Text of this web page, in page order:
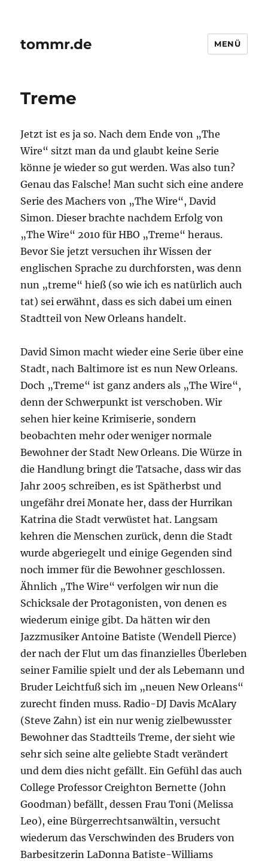
tommr.de MENÜ
Treme
Jetzt ist es ja so. Nach dem Ende von „The
Wire“ sitzt man da und glaubt keine Serie
könne je wieder so gut werden. Was also tun?
Genau das Falsche! Man sucht sich eine andere
Serie des Machers von „The Wire“, David
Simon. Dieser brachte nachdem Erfolg von
„The Wire“ 2010 für HBO „Treme“ heraus.
Bevor Sie jetzt versuchen ihr Wissen der
englischen Sprache zu durchforsten, was denn
nun „treme“ hieß (so wie ich es natürlich auch
tat) sei erwähnt, dass es sich dabei um einen
Stadtteil von New Orleans handelt.
David Simon macht wieder eine Serie über eine
Stadt, nach Baltimore ist es nun New Orleans.
Doch „Treme“ ist ganz anders als „The Wire“,
denn der Schwerpunkt ist verschoben. Wir
sehen hier keine Krimiserie, sondern
beobachten mehr oder weniger normale
Bewohner der Stadt New Orleans. Die Würze in
die Handlung bringt die Tatsache, dass wir das
Jahr 2005 schreiben, es ist Spätherbst und
ungefähr drei Monate her, dass der Hurrikan
Katrina die Stadt verwüstet hat. Langsam
kehren die Menschen zurück, denn die Stadt
wurde abgeriegelt und einige Gegenden sind
noch immer für die Bewohner geschlossen.
Ähnlich „The Wire“ verfolgen wir nun die
Schicksale der Protagonisten, von denen es
wiederum einige gibt. Da hätten wir den
Jazzmusiker Antoine Batiste (Wendell Pierce)
der nach der Flut um das finanzielles Überleben
seiner Familie spielt und der als Lebemann und
Bruder Leichtfuß sich im „neuen New Orleans“
zurecht finden muss. Radio-DJ Davis McAlary
(Steve Zahn) ist ein nur wenig zielbewusster
Bewohner das Stadtteils Treme, der sieht wie
sehr sich seine alte geliebte Stadt verändert
und dem dies nicht gefällt. Ein Gefühl das auch
College Professor Creighton Bernette (John
Goodman) befällt, dessen Frau Toni (Melissa
Leo), eine Bürgerrechtsanwältin, versucht
wiederum das Verschwinden des Bruders von
Barbesitzerin LaDonna Batiste-Williams